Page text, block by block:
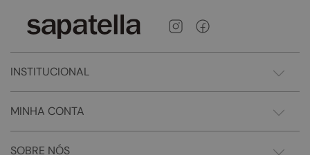
INSTITUCIONAL
MINHA CONTA
SOBRE NÓS